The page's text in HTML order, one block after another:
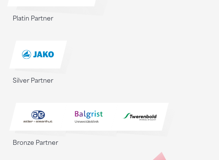
Platin Partner
Silver Partner
Bronze Partner